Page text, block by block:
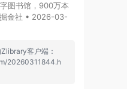
图书馆，900万本
金社 • 2026-03-
客户端：
20260311844.h